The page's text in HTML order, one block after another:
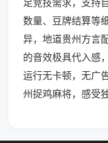
足竞技需求，支持
数量、豆牌结算等
异，地道贵州方言
的音效极具代入感
运行无卡顿，无广
州捉鸡麻将，感受